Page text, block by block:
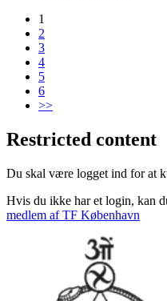
1
2
3
4
5
6
>>
Restricted content
Du skal være logget ind for at
Hvis du ikke har et login, kan
medlem af TF København